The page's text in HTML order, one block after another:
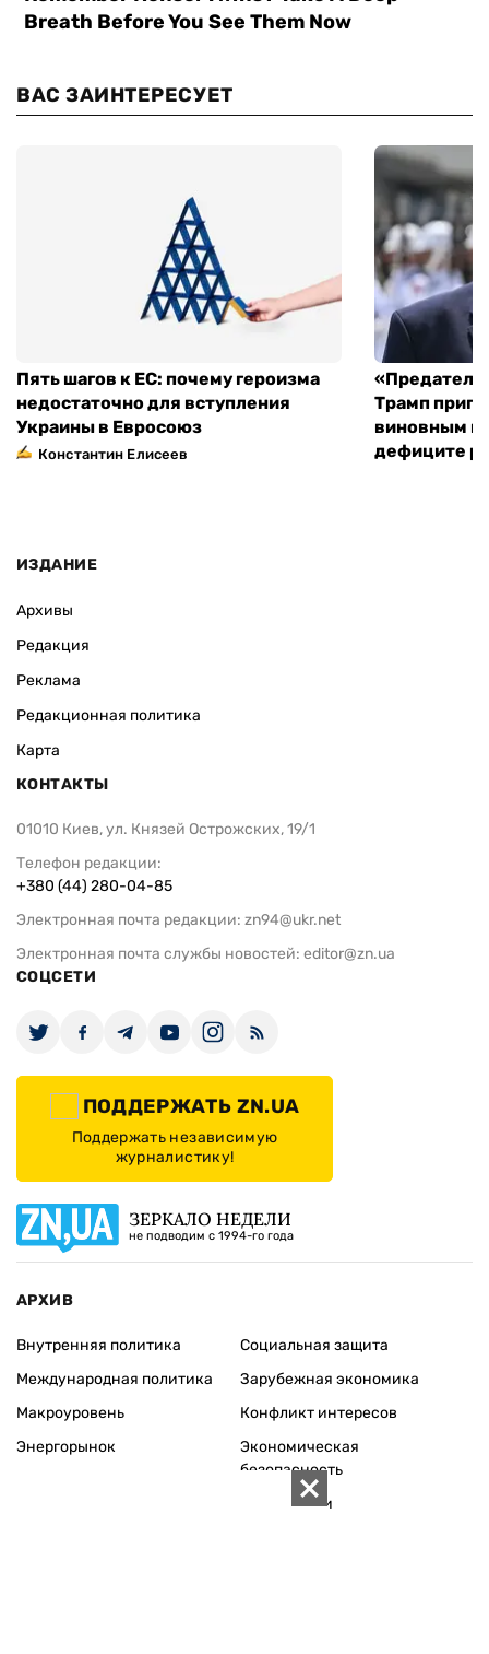
ВАС ЗАИНТЕРЕСУЕТ
Пять шагов к ЕС: почему героизма
недостаточно для вступления
Украины в Евросоюз
Константин Елисеев
Трамп
виновным в
дефиците
ИЗДАНИЕ
Архивы
Редакция
Реклама
Редакционная политика
Карта
КОНТАКТЫ
01010 Киев, ул. Князей Острожских, 19/1
Телефон редакции:
+380 (44) 280-04-85
Электронная почта редакции: zn94@ukr.net
Электронная почта службы новостей: editor@zn.ua
СОЦСЕТИ
ПОДДЕРЖАТЬ ZN.UA
Поддержать независимую
журналистику!
ЗЕРКАЛО НЕДЕЛИ
не подводим с 1994-го года
АРХИВ
Внутренняя политика
Международная политика
Макроуровень
Энергорынок
Социальная защита
Зарубежная экономика
Конфликт интересов
Экономическая
безопасность
Персоналии